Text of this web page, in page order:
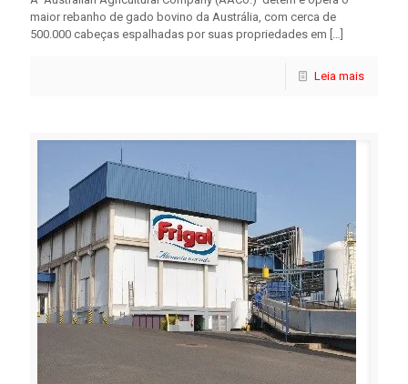
maior rebanho de gado bovino da Austrália, com cerca de
500.000 cabeças espalhadas por suas propriedades em […]
Leia mais